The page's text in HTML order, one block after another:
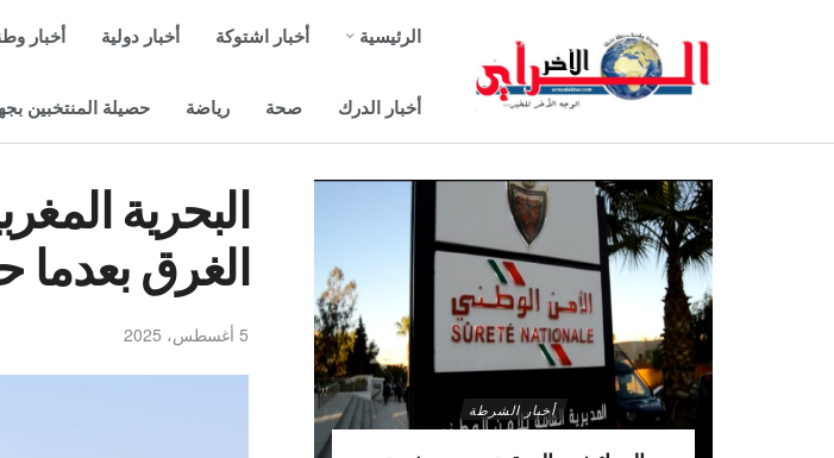
الرئيسية أخبار اشتوكة أخبار دولية أخبار
أخبار الدرك صحة رياضة حصيلة المنتخبين
البحرية
الغرق بعدما
5 أغسطس، 2025
أخبار الشرطة